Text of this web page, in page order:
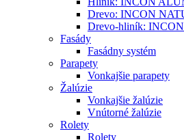
Drevo: INCON
Drevo-hliník:
Fasády
Fasádny systém
Parapety
Vonkajšie parapety
Žalúzie
Vonkajšie žalúzie
Vnútorné žalúzie
Rolety
Rolety